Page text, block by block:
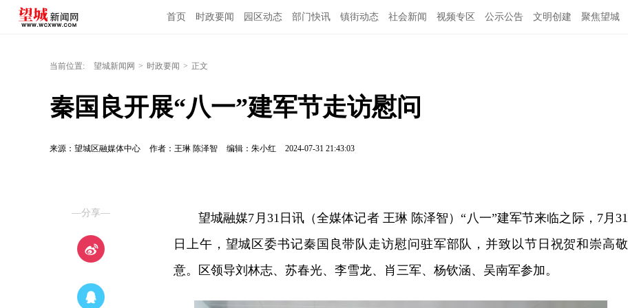
首页 时政要闻 园区动态 部门快讯 镇街动态 社会新闻 视频专区 公示公告 文明创建 聚焦望城
当前位置: 望城新闻网 > 时政要闻 > 正文
秦国良开展“八一”建军节走访慰问
来源：望城区融媒体中心 作者：王琳 陈泽智 编辑：朱小红 2024-07-31 21:43:03
—分享—
望城融媒7月31日讯（全媒体记者 王琳 陈泽智）“八一”建军节来临之际，7月31
日上午，望城区委书记秦国良带队走访慰问驻军部队，并致以节日祝贺和崇高敬
意。区领导刘林志、苏春光、李雪龙、肖三军、杨钦涵、吴南军参加。